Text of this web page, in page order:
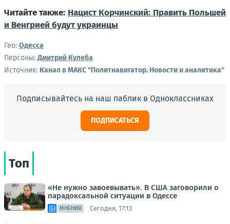
Читайте также: Нацист Корчинский: Править Польшей
и Венгрией будут украинцы
Гео: Одесса
Персоны: Дмитрий Кулеба
Источник: Канал в МАКС "Политнавигатор. Новости и аналитика"
Подписывайтесь на наш паблик в Одноклассниках
ПОДПИСАТЬСЯ
Топ
«Не нужно завоевывать». В США заговорили о
парадоксальной ситуации в Одессе
МНЕНИЯ Сегодня, 17:13